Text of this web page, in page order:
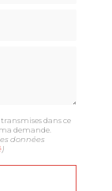
dans ce
demande.
données
)